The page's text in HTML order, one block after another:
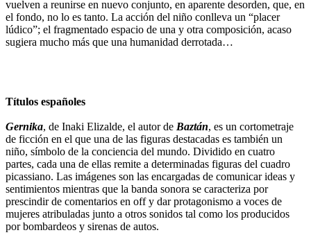
vuelven a reunirse en nuevo conjunto, en aparente desorden, que, en
el fondo, no lo es tanto. La acción del niño conlleva un “placer
lúdico”; el fragmentado espacio de una y otra composición, acaso
sugiera mucho más que una humanidad derrotada…
Títulos españoles
Gernika, de Inaki Elizalde, el autor de Baztán, es un cortometraje
de ficción en el que una de las figuras destacadas es también un
niño, símbolo de la conciencia del mundo. Dividido en cuatro
partes, cada una de ellas remite a determinadas figuras del cuadro
picassiano. Las imágenes son las encargadas de comunicar ideas y
sentimientos mientras que la banda sonora se caracteriza por
prescindir de comentarios en off y dar protagonismo a voces de
mujeres atribuladas junto a otros sonidos tal como los producidos
por bombardeos y sirenas de autos.